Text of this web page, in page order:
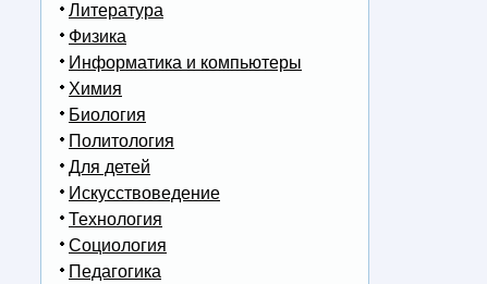
Литература
Физика
Информатика и компьютеры
Химия
Биология
Политология
Для детей
Искусствоведение
Технология
Социология
Педагогика